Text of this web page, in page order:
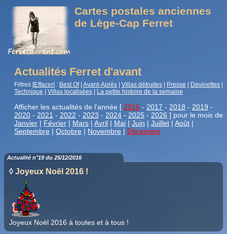
Cartes postales anciennes
de Lège-Cap Ferret
Actualités Ferret d'avant
Filtres [Effacer] : Best Of| Avant-Après Villas détruites Presse Devinettes
Technique
Villas localisées La petite histoire de la semaine
Afficher les actualités de l'année [ 2016 - 2017 - 2018 - 2019 -
2020 - 2021 - 2022 - 2023 - 2024 - 2025 - 2026 ] pour le mois de
Janvier | Février | Mars | Avril | Mai | Juin | Juillet | Août |
Septembre | Octobre | Novembre | Décembre
Actualité n°19 du 25/12/2016
◊ Joyeux Noël 2016 !
Joyeux Noël 2016 à toutes et à tous !